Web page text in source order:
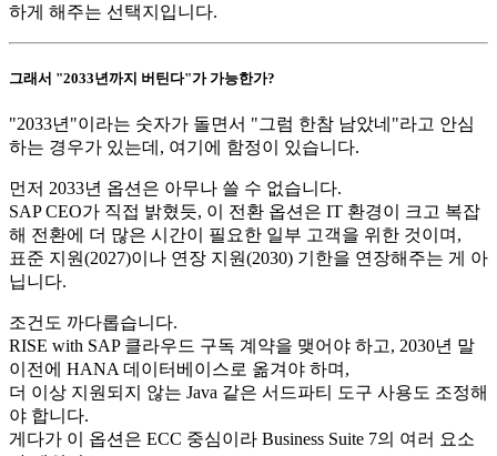
하게 해주는 선택지입니다.
그래서 "2033년까지 버틴다"가 가능한가?
"2033년"이라는 숫자가 돌면서 "그럼 한참 남았네"라고 안심
하는 경우가 있는데, 여기에 함정이 있습니다.
먼저 2033년 옵션은 아무나 쓸 수 없습니다.
SAP CEO가 직접 밝혔듯, 이 전환 옵션은 IT 환경이 크고 복잡
해 전환에 더 많은 시간이 필요한 일부 고객을 위한 것이며,
표준 지원(2027)이나 연장 지원(2030) 기한을 연장해주는 게 아
닙니다.
조건도 까다롭습니다.
RISE with SAP 클라우드 구독 계약을 맺어야 하고, 2030년 말
이전에 HANA 데이터베이스로 옮겨야 하며,
더 이상 지원되지 않는 Java 같은 서드파티 도구 사용도 조정해
야 합니다.
게다가 이 옵션은 ECC 중심이라 Business Suite 7의 여러 요소